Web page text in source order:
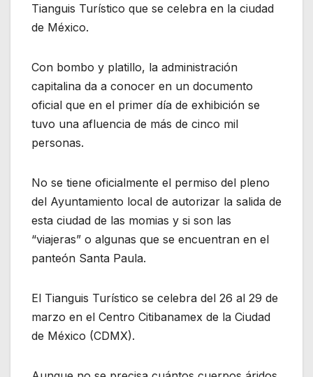
Tianguis Turístico que se celebra en la ciudad
de México.
Con bombo y platillo, la administración
capitalina da a conocer en un documento
oficial que en el primer día de exhibición se
tuvo una afluencia de más de cinco mil
personas.
No se tiene oficialmente el permiso del pleno
del Ayuntamiento local de autorizar la salida de
esta ciudad de las momias y si son las
“viajeras” o algunas que se encuentran en el
panteón Santa Paula.
El Tianguis Turístico se celebra del 26 al 29 de
marzo en el Centro Citibanamex de la Ciudad
de México (CDMX).